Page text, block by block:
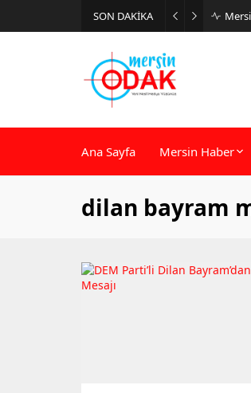
SON DAKİKA
Ana Sayfa Mersin Haber
dilan bayram